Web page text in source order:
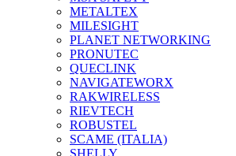
METALTEX
MILESIGHT
PLANET NETWORKING
PRONUTEC
QUECLINK
NAVIGATEWORX
RAKWIRELESS
RIEVTECH
ROBUSTEL
SCAME (ITALIA)
SHELLY